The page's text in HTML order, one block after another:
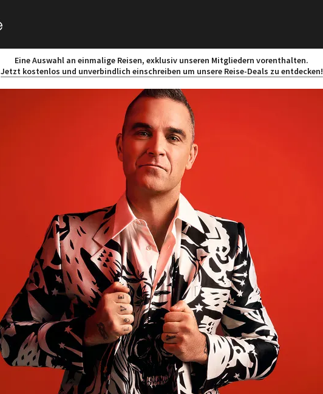
Eine Auswahl an einmalige Reisen, exklusiv unseren Mitgliedern vorenthalten.
Jetzt kostenlos und unverbindlich einschreiben um unsere Reise-Deals zu entdecken!